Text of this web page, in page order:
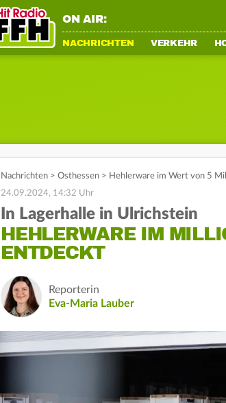
ON AIR:
NACHRICHTEN VERKEHR
Nachrichten > Osthessen > Hehlerware im Wert von 5
24.09.2024, 14:32 Uhr
In Lagerhalle in Ulrichstein
HEHLERWARE IM
ENTDECKT
Reporterin
Eva-Maria Lauber